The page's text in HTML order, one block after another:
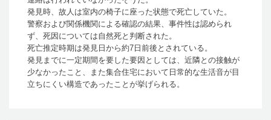
発見時、故人は室内の椅子に座った状態で死亡していた。
警察および関係機関による確認の結果、事件性は認められ
ず、死因については自然死と判断された。
死亡推定時期は発見日から約7日前後とされている。
発見までに一定期間を要した要因としては、近隣との接触が
少なかったこと、また集合住宅において日常的な生活音が目
立ちにくい構造であったことが挙げられる。